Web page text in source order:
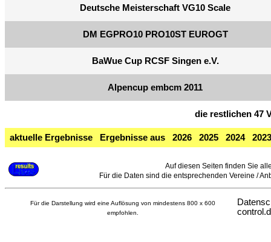
Deutsche Meisterschaft VG10 Scale
DM EGPRO10 PRO10ST EUROGT
BaWue Cup RCSF Singen e.V.
Alpencup embcm 2011
die restlichen 47
aktuelle Ergebnisse Ergebnisse aus 2026 2025 2024 2023
Auf diesen Seiten finden Sie
Für die Daten sind die entsprechenden Vereine /
Für die Darstellung wird eine Auflösung von mindestens 800 x 600
empfohlen.